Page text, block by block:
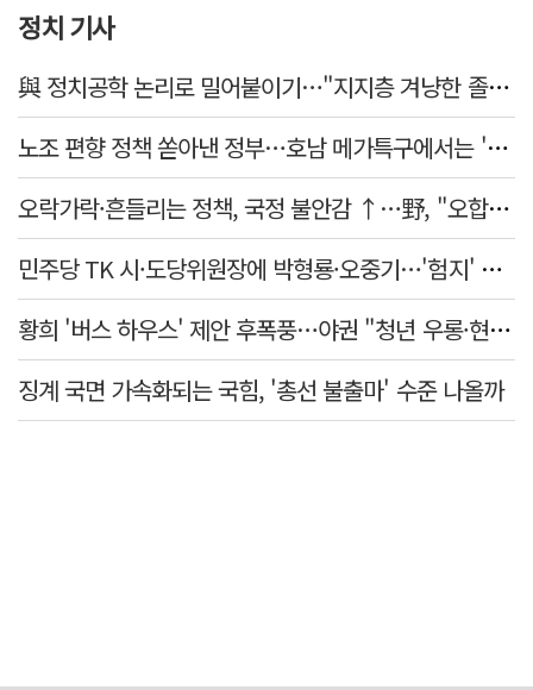
정치 기사
與 정치공학 논리로 밀어붙이기…"지지층 겨냥한 졸속 포퓰리즘 정책"
노조 편향 정책 쏟아낸 정부…호남 메가특구에서는 '반노조'?
오락가락·흔들리는 정책, 국정 불안감 ↑…野, "오합지졸"
민주당 TK 시·도당위원장에 박형룡·오중기…'험지' 총선 이끈다
황희 '버스 하우스' 제안 후폭풍…야권 "청년 우롱·현실 괴리" 총공세
징계 국면 가속화되는 국힘, '총선 불출마' 수준 나올까